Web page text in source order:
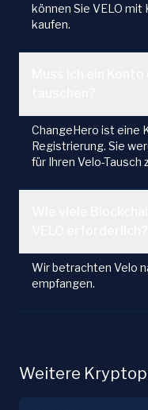
können Sie VELO
kaufen.
ChangeHero ist eine
Registrierung. Sie
für Ihren Velo-Tausch
Wir betrachten Velo
empfangen.
Weitere